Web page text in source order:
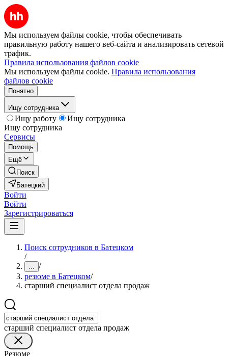
Мы используем файлы cookie, чтобы обеспечивать
правильную работу нашего веб-сайта и анализировать сетевой
трафик.
Правила использования файлов cookie
Мы используем файлы cookie. Правила использования
файлов cookie
Понятно
Ищу сотрудника
Ищу работу
Ищу сотрудника
Ищу сотрудника
Сервисы
Помощь
Ещё
Поиск
Батецкий
Войти
Войти
Зарегистрироваться
Поиск сотрудников в Батецком
/
... /
резюме в Батецком/
старший специалист отдела продаж
старший специалист отдела продаж
Резюме